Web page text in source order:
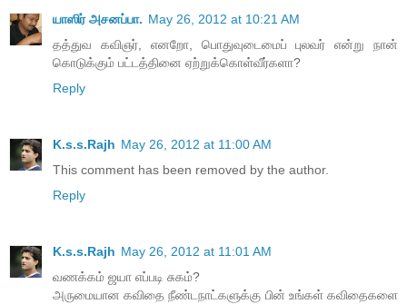
யாஸிர் அசனப்பா. May 26, 2012 at 10:21 AM
தத்துவ கவிஞர், எனறோ, பொதுவுடைமைப் புலவர் என்று நான்
கொடுக்கும் பட்டத்தினை ஏற்றுக்கொள்வீர்களா?
Reply
K.s.s.Rajh May 26, 2012 at 11:00 AM
This comment has been removed by the author.
Reply
K.s.s.Rajh May 26, 2012 at 11:01 AM
வணக்கம் ஜயா எப்படி சுகம்?
அருமையான கவிதை நீண்டநாட்களுக்கு பின் உங்கள் கவிதைகளை